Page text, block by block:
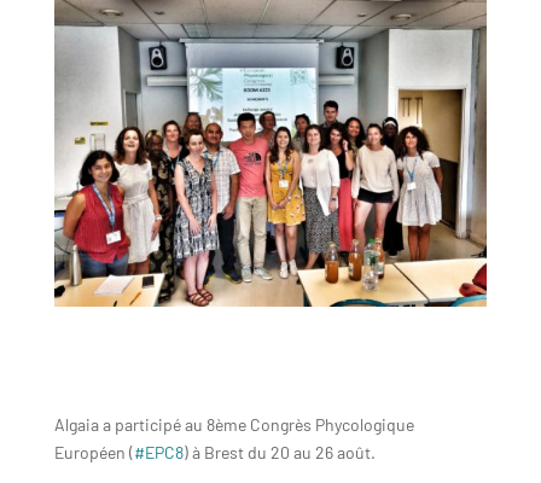
Algaia a participé au 8ème Congrès Phycologique
Européen (#EPC8) à Brest du 20 au 26 août.